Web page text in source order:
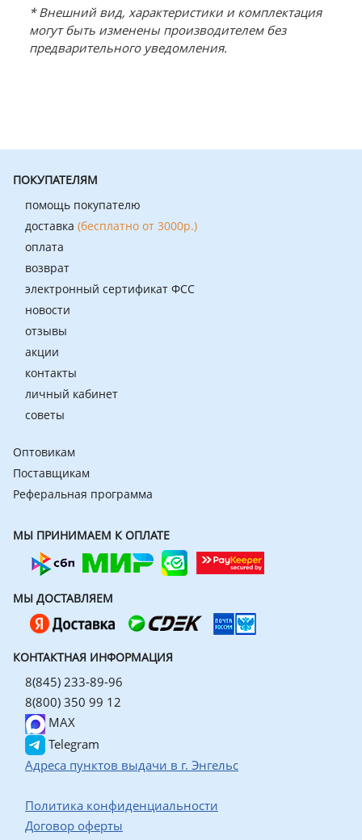
* Внешний вид, характеристики и комплектация
могут быть изменены производителем без
предварительного уведомления.
ПОКУПАТЕЛЯМ
помощь покупателю
доставка (бесплатно от 3000р.)
оплата
возврат
электронный сертификат ФСС
новости
отзывы
акции
контакты
личный кабинет
советы
Оптовикам
Поставщикам
Реферальная программа
МЫ ПРИНИМАЕМ К ОПЛАТЕ
МЫ ДОСТАВЛЯЕМ
КОНТАКТНАЯ ИНФОРМАЦИЯ
8(845) 233-89-96
8(800) 350 99 12
MAX
Telegram
Адреса пунктов выдачи в г. Энгельс
Политика конфиденциальности
Договор оферты